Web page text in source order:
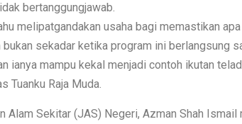
bertanggungjawab.
melipatgandakan usaha bagi memastikan
sekadar ketika program ini berlangsung
ianya mampu kekal menjadi contoh ikutan
Tuanku Raja Muda.
Alam Sekitar (JAS) Negeri, Azman Shah Ismail